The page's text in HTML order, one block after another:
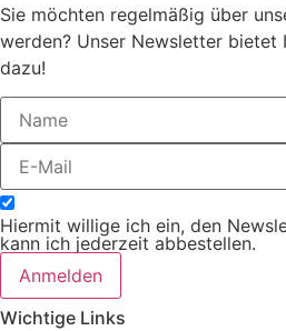
Sie möchten regelmäßig über
werden? Unser Newsletter bietet
dazu!
Hiermit willige ich ein, den
kann ich jederzeit abbestellen.
Anmelden
Wichtige Links